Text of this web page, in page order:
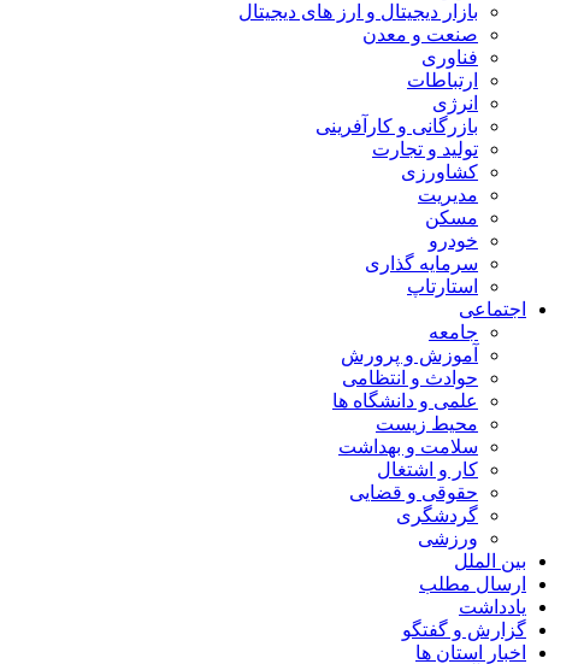
بازار دیجیتال و ارز های دیجیتال
صنعت و معدن
فناوری
ارتباطات
انرژی
بازرگانی و کارآفرینی
تولید و تجارت
کشاورزی
مدیریت
مسکن
خودرو
سرمایه گذاری
استارتاپ
اجتماعی
جامعه
آموزش و پرورش
حوادث و انتظامی
علمی و دانشگاه ها
محیط زیست
سلامت و بهداشت
کار و اشتغال
حقوقی و قضایی
گردشگری
ورزشی
بین الملل
ارسال مطلب
یادداشت
گزارش و گفتگو
اخبار استان ها